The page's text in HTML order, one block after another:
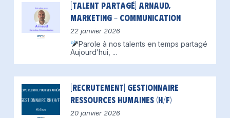
[Talent partagé] Arnaud,
Marketing – Communication
22 janvier 2026
Parole à nos talents en temps partagé
Aujourd’hui, ...
[Recrutement] Gestionnaire
Ressources Humaines (H/F)
20 janvier 2026